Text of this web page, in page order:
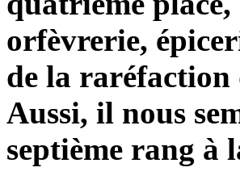
orfèvrerie,
de la raréfaction
Aussi, il nous
septième rang à